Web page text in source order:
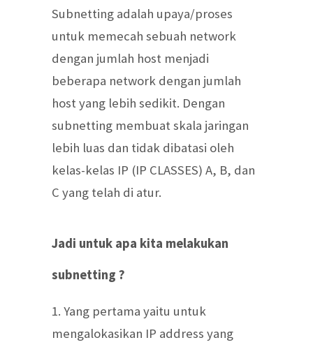
Subnetting adalah upaya/proses
untuk memecah sebuah network
dengan jumlah host menjadi
beberapa network dengan jumlah
host yang lebih sedikit. Dengan
subnetting membuat skala jaringan
lebih luas dan tidak dibatasi oleh
kelas-kelas IP (IP CLASSES) A, B, dan
C yang telah di atur.
Jadi untuk apa kita melakukan
subnetting ?
1. Yang pertama yaitu untuk
mengalokasikan IP address yang